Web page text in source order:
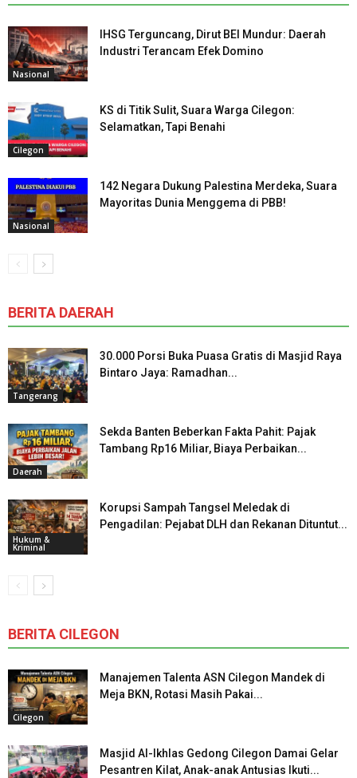
Nasional
IHSG Terguncang, Dirut BEI Mundur: Daerah
Industri Terancam Efek Domino
Cilegon
KS di Titik Sulit, Suara Warga Cilegon:
Selamatkan, Tapi Benahi
Nasional
142 Negara Dukung Palestina Merdeka, Suara
Mayoritas Dunia Menggema di PBB!
BERITA DAERAH
Tangerang
30.000 Porsi Buka Puasa Gratis di Masjid Raya
Bintaro Jaya: Ramadhan...
Daerah
Sekda Banten Beberkan Fakta Pahit: Pajak
Tambang Rp16 Miliar, Biaya Perbaikan...
Hukum &
Kriminal
Korupsi Sampah Tangsel Meledak di
Pengadilan: Pejabat DLH dan Rekanan Dituntut...
BERITA CILEGON
Cilegon
Manajemen Talenta ASN Cilegon Mandek di
Meja BKN, Rotasi Masih Pakai...
Masjid Al-Ikhlas Gedong Cilegon Damai Gelar
Pesantren Kilat, Anak-anak Antusias Ikuti...